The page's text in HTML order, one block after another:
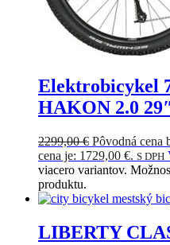
Elektrobicykel
HAKON 2.0
2299,00€ Pôvodná cena
cena je: 1729,00 €. S DPH
viacero variantov.
produktu.
LIBERTY